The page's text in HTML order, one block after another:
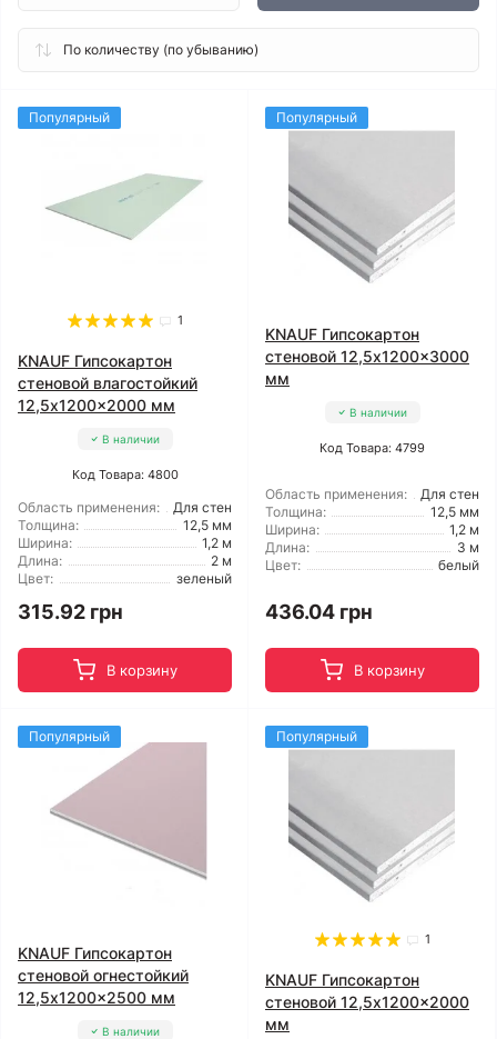
Популярный
1
KNAUF Гипсокартон
стеновой влагостойкий
12,5x1200x2000 мм
В наличии
Код Товара: 4800
Область применения:
Для стен
Толщина:
12,5 мм
Ширина:
1,2 м
Длина:
2 м
Цвет:
зеленый
315.92 грн
В корзину
Популярный
KNAUF Гипсокартон
стеновой 12,5x1200x3000
мм
В наличии
Код Товара: 4799
Область применения:
Для стен
Толщина:
12,5 мм
Ширина:
1,2 м
Длина:
3 м
Цвет:
белый
436.04 грн
В корзину
Популярный
KNAUF Гипсокартон
стеновой огнестойкий
12,5x1200x2500 мм
В наличии
Популярный
1
KNAUF Гипсокартон
стеновой 12,5x1200x2000
мм